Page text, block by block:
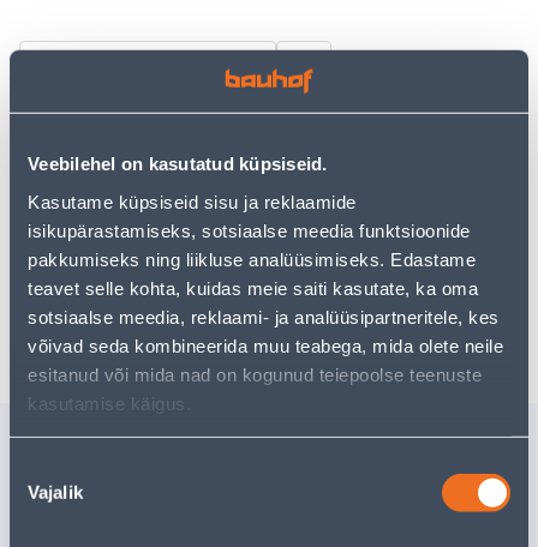
Veebilehel on kasutatud küpsiseid.
Kasutame küpsiseid sisu ja reklaamide
isikupärastamiseks, sotsiaalse meedia funktsioonide
pakkumiseks ning liikluse analüüsimiseks. Edastame
teavet selle kohta, kuidas meie saiti kasutate, ka oma
sotsiaalse meedia, reklaami- ja analüüsipartneritele, kes
võivad seda kombineerida muu teabega, mida olete neile
esitanud või mida nad on kogunud teiepoolse teenuste
kasutamise käigus.
valik
Vajalik
Посмотреть наличие
• Paani laius on 53 cm, rulli pikkus 10,05 m.
• 14-päevane tagastusõigus
Предполагаемая доставка 3,69 € от 2-5 tööpäeva
Забрать в магазине, с 09.08.2026
Похожие продукты